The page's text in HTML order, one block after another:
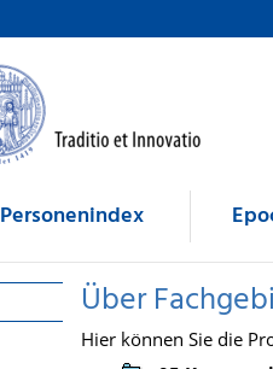
Personenindex
Über
Hier können Sie die